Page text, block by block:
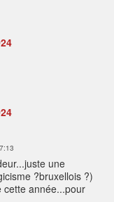
une
?bruxellois ?)
cette année...pour